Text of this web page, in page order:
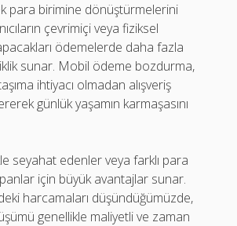
para birimine dönüştürmelerini
çevrimiçi veya fiziksel
ödemelerde daha fazla
sunar. Mobil ödeme bozdurma,
ihtiyacı olmadan alışveriş
günlük yaşamın karmaşasını
seyahat edenler veya farklı para
için büyük avantajlar sunar.
harcamaları düşündüğümüzde,
genellikle maliyetli ve zaman